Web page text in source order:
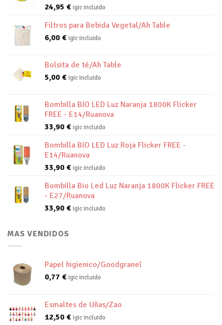
24,95 € igic incluido
Filtros para Bebida Vegetal/Ah Table
6,00 € igic incluido
Bolsita de té/Ah Table
5,00 € igic incluido
Bombilla BIO LED Luz Naranja 1800K Flicker
FREE - E14/Ruanova
33,90 € igic incluido
Bombilla BIO LED Luz Roja Flicker FREE -
E14/Ruanova
33,90 € igic incluido
Bombilla Bio Led Luz Naranja 1800K Flicker FREE
- E27/Ruanova
33,90 € igic incluido
MAS VENDIDOS
Papel higienico/Goodgranel
0,77 € igic incluido
Esmaltes de Uñas/Zao
12,50 € igic incluido